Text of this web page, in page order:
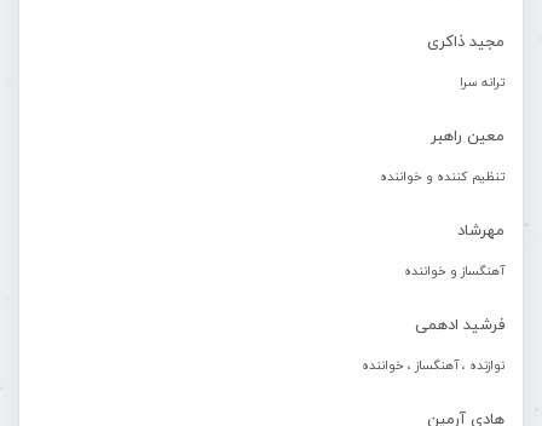
مجید ذاکری
ترانه سرا
معین راهبر
تنظیم کننده و خواننده
مهرشاد
آهنگساز و خواننده
فرشید ادهمی
نوازنده ، آهنگساز ، خواننده
هادی آرمین